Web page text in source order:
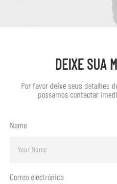
DEIXE SUA
Por favor deixe seus detalhes
possamos contactar
Name
Correo electrónico